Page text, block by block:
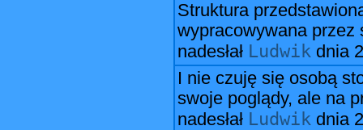
Struktura
wypracowywana przez
nadesłał Ludwik dnia
I nie czuję się osobą
swoje poglądy, ale na
nadesłał Ludwik dnia